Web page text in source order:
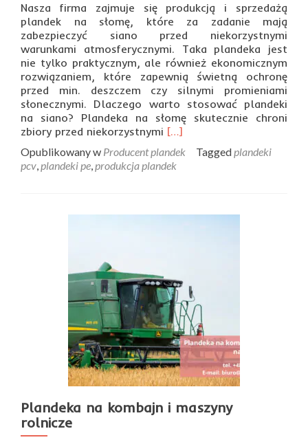
Nasza firma zajmuje się produkcją i sprzedażą
plandek na słomę, które za zadanie mają
zabezpieczyć siano przed niekorzystnymi
warunkami atmosferycznymi. Taka plandeka jest
nie tylko praktycznym, ale również ekonomicznym
rozwiązaniem, które zapewnią świetną ochronę
przed min. deszczem czy silnymi promieniami
słonecznymi. Dlaczego warto stosować plandeki
na siano? Plandeka na słomę skutecznie chroni
zbiory przed niekorzystnymi Read
about
Plandeki
[…]
Opublikowany w Producent plandek Taggedplandeki
pcv,plandeki pe,produkcja plandek
Plandeka na kombajn i maszyny
rolnicze